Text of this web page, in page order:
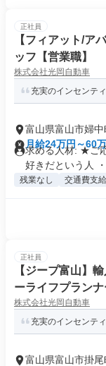
正社員
【フィアット/ア
ッフ【営業職】
株式会社光岡自動車
充実のインセンテ
富山県富山市婦中
月給24万円～60
求める人材: ★ご
好きだという人 ・
残業なし 交通費支給
正社員
【ジープ富山】
ーライフプランナ
株式会社光岡自動車
充実のインセンテ
富山県富山市掛尾